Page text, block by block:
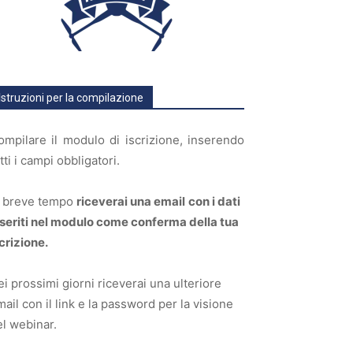
Istruzioni per la compilazione
il modulo di iscrizione, inserendo
i campi obbligatori.
breve tempo riceverai una email con i dati
nel modulo come conferma della tua
prossimi giorni riceverai una ulteriore
con il link e la password per la visione
webinar.